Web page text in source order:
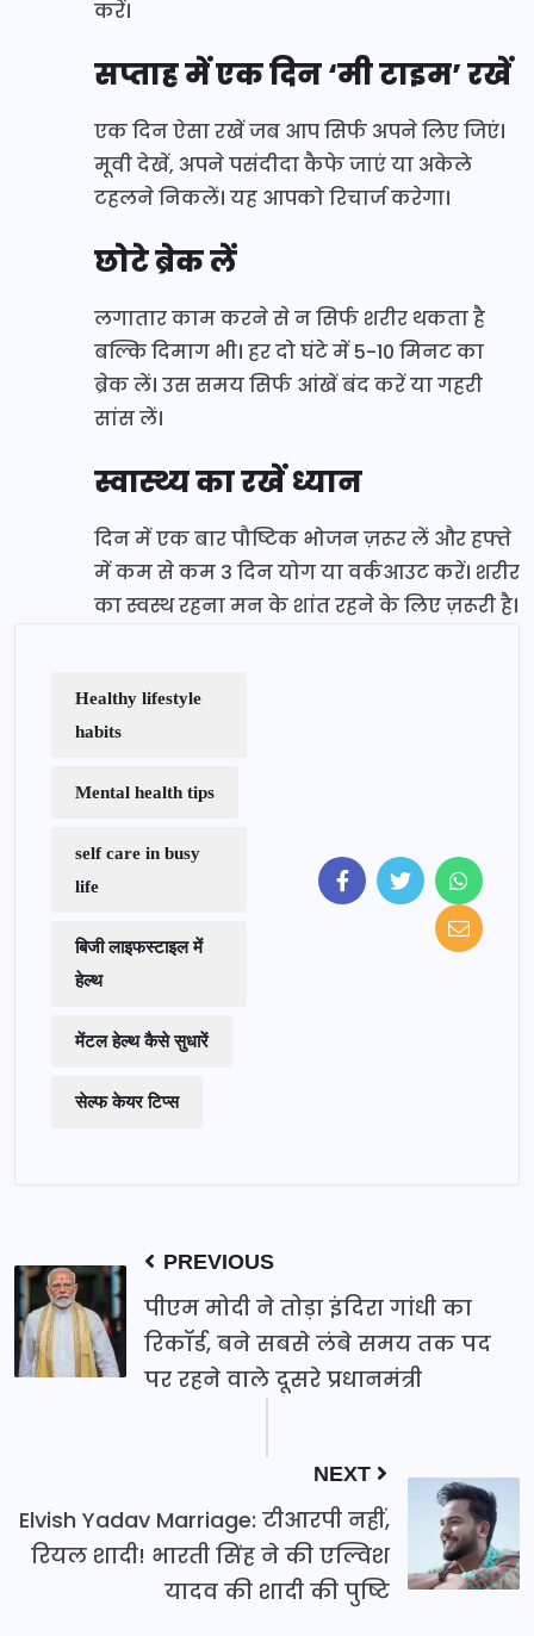
करें।
सप्ताह में एक दिन ‘मी टाइम’ रखें
एक दिन ऐसा रखें जब आप सिर्फ अपने लिए जिएं।
मूवी देखें, अपने पसंदीदा कैफे जाएं या अकेले
टहलने निकलें। यह आपको रिचार्ज करेगा।
छोटे ब्रेक लें
लगातार काम करने से न सिर्फ शरीर थकता है
बल्कि दिमाग भी। हर दो घंटे में 5-10 मिनट का
ब्रेक लें। उस समय सिर्फ आंखें बंद करें या गहरी
सांस लें।
स्वास्थ्य का रखें ध्यान
दिन में एक बार पौष्टिक भोजन ज़रूर लें और हफ्ते
में कम से कम 3 दिन योग या वर्कआउट करें। शरीर
का स्वस्थ रहना मन के शांत रहने के लिए ज़रूरी है।
Healthy lifestyle
habits
Mental health tips
self care in busy
life
बिजी लाइफस्टाइल में
हेल्थ
मेंटल हेल्थ कैसे सुधारें
सेल्फ केयर टिप्स
PREVIOUS
पीएम मोदी ने तोड़ा इंदिरा गांधी का
रिकॉर्ड, बने सबसे लंबे समय तक पद
पर रहने वाले दूसरे प्रधानमंत्री
NEXT
Elvish Yadav Marriage: टीआरपी नहीं,
रियल शादी! भारती सिंह ने की एल्विश
यादव की शादी की पुष्टि